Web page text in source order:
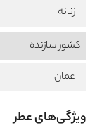
زنانه
کشور سازنده
عمان
ویژگی‌های عطر